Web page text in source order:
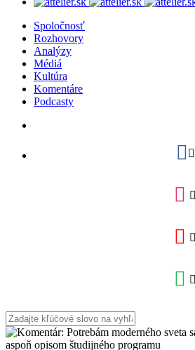
Spoločnosť
Rozhovory
Analýzy
Médiá
Kultúra
Komentáre
Podcasty